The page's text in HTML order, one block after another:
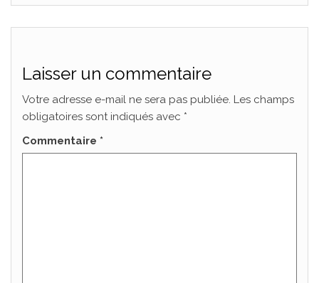
Laisser un commentaire
Votre adresse e-mail ne sera pas publiée. Les champs
obligatoires sont indiqués avec *
Commentaire *